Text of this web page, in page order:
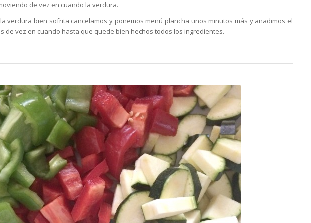
de vez en cuando la verdura.
verdura bien sofrita cancelamos y ponemos menú plancha unos minutos más y añadimos el
de vez en cuando hasta que quede bien hechos todos los ingredientes.